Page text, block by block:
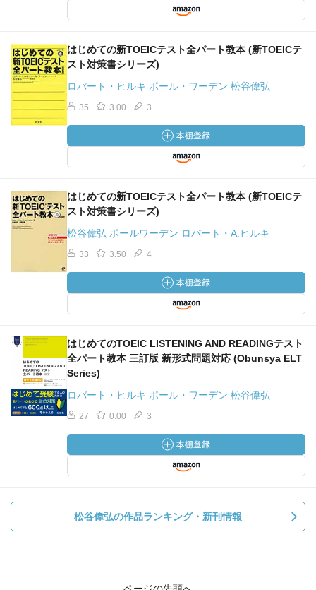
はじめての新TOEICテスト全パート教本 (新TOEICテ
スト対策書シリーズ)
ロバート・ヒルキ ポール・ワーデン 松谷偉弘
35 3.00 3
はじめての新TOEICテスト全パート教本 (新TOEICテ
スト対策書シリーズ)
松谷偉弘 ポールワーデン ロバート・A.ヒルキ
33 3.50 4
はじめてのTOEIC LISTENING AND READINGテスト
全パート教本 三訂版 新形式問題対応 (Obunsya ELT
Series)
ロバート・ヒルキ ポール・ワーデン 松谷偉弘
27 0.00 3
松谷偉弘の作品ランキング・新刊情報